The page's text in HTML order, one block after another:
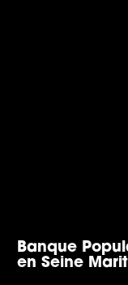
Banque
en Seine